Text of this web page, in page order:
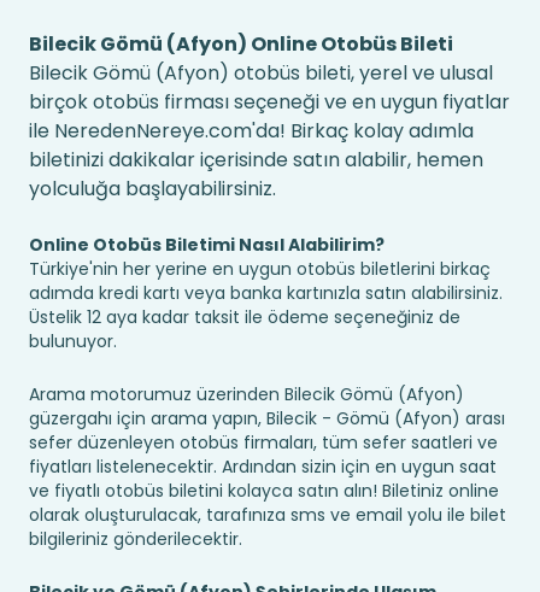
Bilecik Gömü (Afyon) Online Otobüs Bileti
Bilecik Gömü (Afyon) otobüs bileti, yerel ve ulusal
birçok otobüs firması seçeneği ve en uygun fiyatlar
ile NeredenNereye.com'da! Birkaç kolay adımla
biletinizi dakikalar içerisinde satın alabilir, hemen
yolculuğa başlayabilirsiniz.
Online Otobüs Biletimi Nasıl Alabilirim?
Türkiye'nin her yerine en uygun otobüs biletlerini birkaç
adımda kredi kartı veya banka kartınızla satın alabilirsiniz.
Üstelik 12 aya kadar taksit ile ödeme seçeneğiniz de
bulunuyor.
Arama motorumuz üzerinden Bilecik Gömü (Afyon)
güzergahı için arama yapın, Bilecik - Gömü (Afyon) arası
sefer düzenleyen otobüs firmaları, tüm sefer saatleri ve
fiyatları listelenecektir. Ardından sizin için en uygun saat
ve fiyatlı otobüs biletini kolayca satın alın! Biletiniz online
olarak oluşturulacak, tarafınıza sms ve email yolu ile bilet
bilgileriniz gönderilecektir.